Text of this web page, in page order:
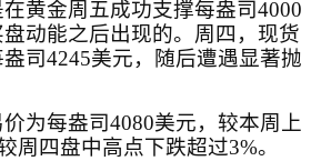
黄金周五成功支撑每盎司4000
动能之后出现的。周四，现货
司4245美元，随后遭遇显著抛
为每盎司4080美元，较本周上
周四盘中高点下跌超过3%。